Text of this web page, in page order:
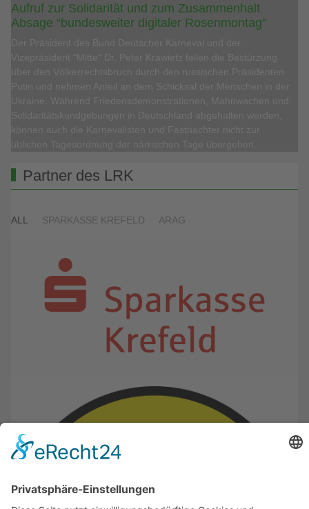
Aufruf zur Solidarität und zum Zusammenhalt
Absage “bundesweiter digitaler Rosenmontag“
Partner des LRK
ALL SPARKASSE KREFELD ARAG